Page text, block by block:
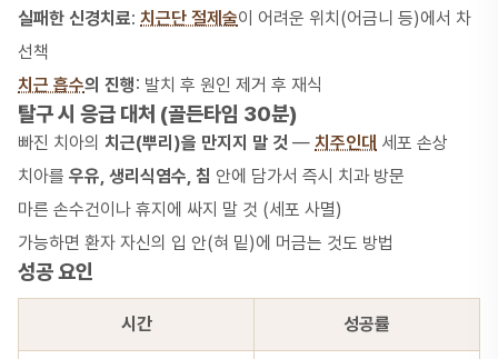
실패한 신경치료: 치근단 절제술이 어려운 위치(어금니 등)에서 차
선책
치근 흡수의 진행: 발치 후 원인 제거 후 재식
탈구 시 응급 대처 (골든타임 30분)
빠진 치아의 치근(뿌리)을 만지지 말 것 — 치주인대 세포 손상
치아를 우유, 생리식염수, 침 안에 담가서 즉시 치과 방문
마른 손수건이나 휴지에 싸지 말 것 (세포 사멸)
가능하면 환자 자신의 입 안(혀 밑)에 머금는 것도 방법
성공 요인
시간 성공률